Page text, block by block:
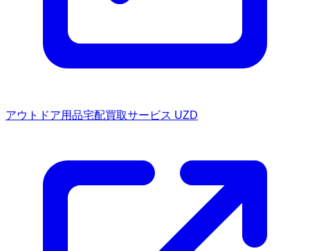
アウトドア用品宅配買取サービス UZD